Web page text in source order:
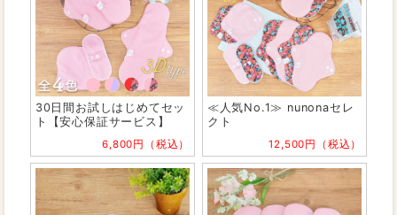
30日間お試しはじめてセッ
ト【安心保証サービス】
6,800円（税込）
≪人気No.1≫ nunonaセレ
クト
12,500円（税込）